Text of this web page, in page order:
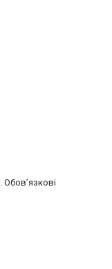
Обов’язкові